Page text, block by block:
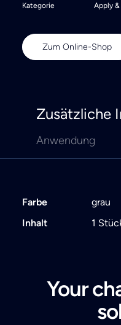
Kategorie Apply
Zum Online-Shop
Zusätzliche
Anwendung
Farbe
grau
Inhalt
1
Your